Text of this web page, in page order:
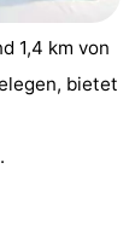
1,4 km von
bietet